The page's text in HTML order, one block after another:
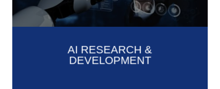
AI RESEARCH &
DEVELOPMENT